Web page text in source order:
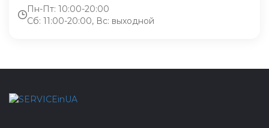
Пн-Пт: 10:00-20:00
Сб: 11:00-20:00, Вс: выходной